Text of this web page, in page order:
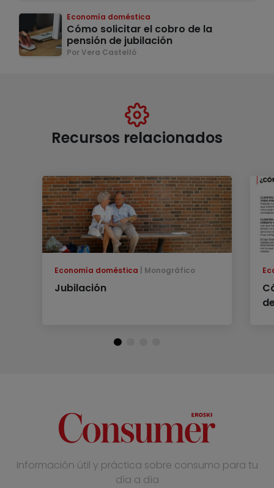
Economía doméstica
Cómo solicitar el cobro de la
pensión de jubilación
Por Vera Castelló
Recursos relacionados
Economía doméstica Monográfico
Jubilación
Información útil y práctica sobre consumo para tu
día a día